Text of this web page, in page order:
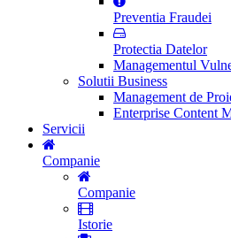
Preventia Fraudei
Protectia Datelor
Managementul
Solutii Business
Management de
Enterprise Content
Servicii
Companie
Companie
Istorie